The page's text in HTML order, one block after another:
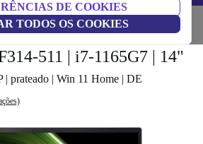
DE COOKIES
TODOS OS COOKIES
portáteis Computadores portáteis Acer
511 | i7-1165G7 | 14"
prateado | Win 11 Home | DE